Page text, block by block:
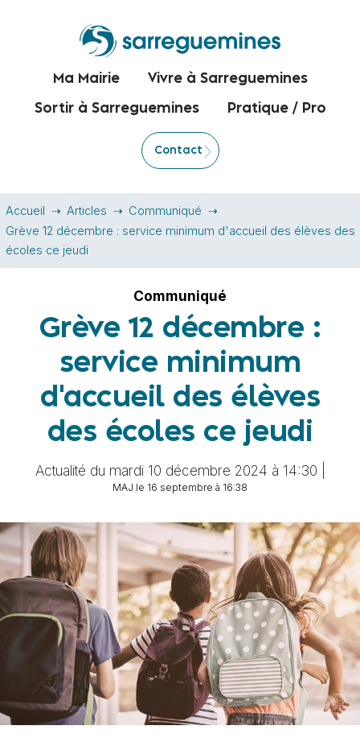
Ma Mairie Vivre à Sarreguemines
Sortir à Sarreguemines Pratique / Pro
Contact
Accueil Articles
Communiqué
Grève 12 décembre : service minimum d'accueil des élèves des
écoles ce jeudi
Communiqué
Grève 12 décembre :
service minimum
d'accueil des élèves
des écoles ce jeudi
Actualité du mardi 10 décembre 2024 à 14:30 |
MAJ le 16 septembre à 16:38